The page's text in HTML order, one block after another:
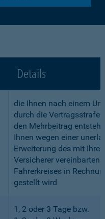
Details
die Ihnen nach einem
durch die Vertragsstrafe
den Mehrbeitrag
Ihnen wegen einer
Erweiterung des mit
Versicherer vereinbarten
Fahrerkreises in
gestellt wird
1, 2 oder 3 Tage bzw.